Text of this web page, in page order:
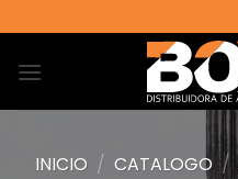
al
contenido
INICIO / CATALOGO /